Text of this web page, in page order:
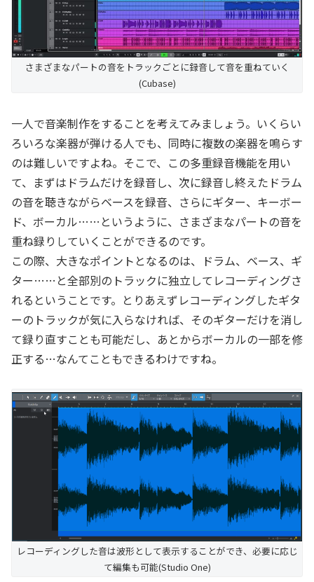
さまざまなパートの音をトラックごとに録音して音を重ねていく
(Cubase)
一人で音楽制作をすることを考えてみましょう。いくらい
ろいろな楽器が弾ける人でも、同時に複数の楽器を鳴らす
のは難しいですよね。そこで、この多重録音機能を用い
て、まずはドラムだけを録音し、次に録音し終えたドラム
の音を聴きながらベースを録音、さらにギター、キーボー
ド、ボーカル……というように、さまざまなパートの音を
重ね録りしていくことができるのです。
この際、大きなポイントとなるのは、ドラム、ベース、ギ
ター……と全部別のトラックに独立してレコーディングさ
れるということです。とりあえずレコーディングしたギタ
ーのトラックが気に入らなければ、そのギターだけを消し
て録り直すことも可能だし、あとからボーカルの一部を修
正する…なんてこともできるわけですね。
レコーディングした音は波形として表示することができ、必要に応じ
て編集も可能(Studio One)